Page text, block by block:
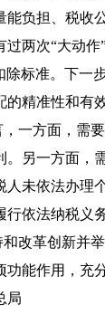
能负担、税收
过两次“大动
除标准。下一
精准性和有效
一方面，需
。另一方面，
人未依法办理
行依法纳税义
和改革创新并
功能作用，充
局